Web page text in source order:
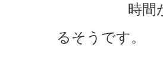
時間が経つ
るそうです。